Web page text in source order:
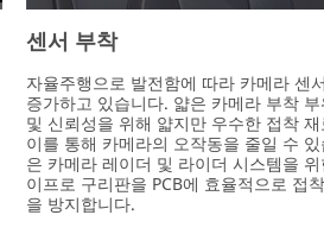
센서 부착
자율주행으로 발전함에 따라 카메라 센
증가하고 있습니다. 얇은 카메라 부착
및 신뢰성을 위해 얇지만 우수한 접착
이를 통해 카메라의 오작동을 줄일 수
은 카메라 레이더 및 라이더 시스템을
이프로 구리판을 PCB에 효율적으로 접
을 방지합니다.